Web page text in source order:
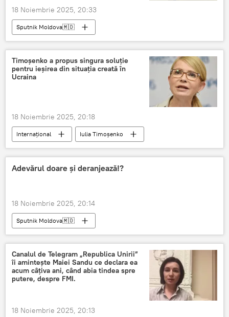
18 Noiembrie 2025, 20:33
Sputnik Moldova🇲🇩
Timoșenko a propus singura soluție
pentru ieșirea din situația creată în
Ucraina
18 Noiembrie 2025, 20:18
Internațional Iulia Timoșenko
Adevărul doare și deranjează!?
18 Noiembrie 2025, 20:14
Sputnik Moldova🇲🇩
Canalul de Telegram „Republica Unirii”
îi amintește Maiei Sandu ce declara ea
acum câțiva ani, când abia tindea spre
putere, despre FMI.
18 Noiembrie 2025, 20:13